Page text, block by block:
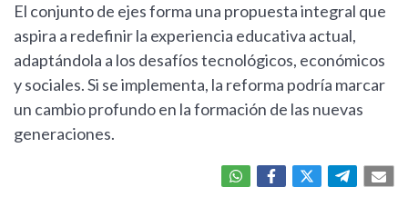
El conjunto de ejes forma una propuesta integral que
aspira a redefinir la experiencia educativa actual,
adaptándola a los desafíos tecnológicos, económicos
y sociales. Si se implementa, la reforma podría marcar
un cambio profundo en la formación de las nuevas
generaciones.